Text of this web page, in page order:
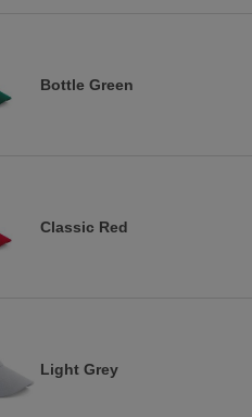
Bottle Green
Classic Red
Light Grey